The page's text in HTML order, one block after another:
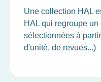
Une collection HAL
HAL qui regroupe
sélectionnées à
d'unité, de revues...)